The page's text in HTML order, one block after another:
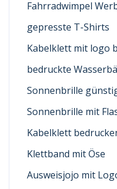
Fahrradwimpel
gepresste T-Shirts
Kabelklett mit logo
bedruckte
Sonnenbrille
Sonnenbrille mit
Kabelklett
Klettband mit Öse
Ausweisjojo mit